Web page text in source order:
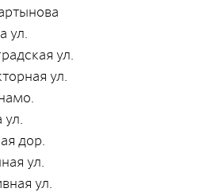
ул.
ул.
ул.
ул.
дор.
ул.
ул.